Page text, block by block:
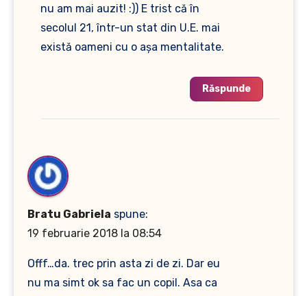
nu am mai auzit! :)) E trist că în
secolul 21, într-un stat din U.E. mai
există oameni cu o așa mentalitate.
Răspunde
Bratu Gabriela spune:
19 februarie 2018 la 08:54
Offf…da. trec prin asta zi de zi. Dar eu
nu ma simt ok sa fac un copil. Asa ca